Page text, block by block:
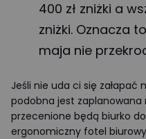
400 zł zniżki a
zniżki. Oznacza
maja nie
Jeśli nie uda ci się załapać
podobna jest zaplanowana
przecenione będą biurko
ergonomiczny fotel biurowy